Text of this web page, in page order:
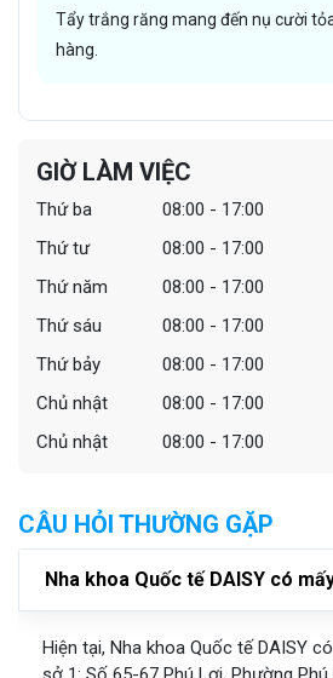
Tẩy trắng răng mang đến nụ cười
hàng.
GIỜ LÀM VIỆC
Thứ ba
08:00 - 17:00
Thứ tư
08:00 - 17:00
Thứ năm
08:00 - 17:00
Thứ sáu
08:00 - 17:00
Thứ bảy
08:00 - 17:00
Chủ nhật
08:00 - 17:00
Chủ nhật
08:00 - 17:00
CÂU HỎI THƯỜNG GẶP
Nha khoa Quốc tế DAISY có
Hiện tại, Nha khoa Quốc tế DAISY